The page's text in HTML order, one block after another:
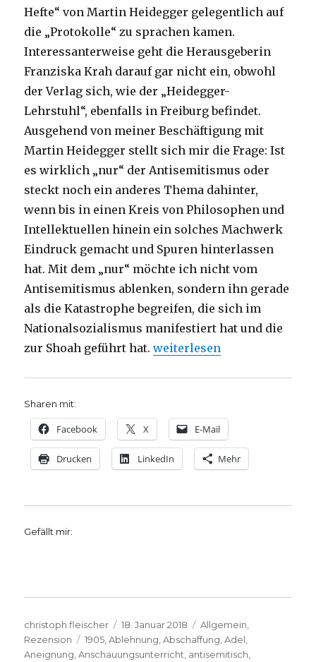
Hefte“ von Martin Heidegger gelegentlich auf
die „Protokolle“ zu sprachen kamen.
Interessanterweise geht die Herausgeberin
Franziska Krah darauf gar nicht ein, obwohl
der Verlag sich, wie der „Heidegger-
Lehrstuhl“, ebenfalls in Freiburg befindet.
Ausgehend von meiner Beschäftigung mit
Martin Heidegger stellt sich mir die Frage: Ist
es wirklich „nur“ der Antisemitismus oder
steckt noch ein anderes Thema dahinter,
wenn bis in einen Kreis von Philosophen und
Intellektuellen hinein ein solches Machwerk
Eindruck gemacht und Spuren hinterlassen
hat. Mit dem „nur“ möchte ich nicht vom
Antisemitismus ablenken, sondern ihn gerade
als die Katastrophe begreifen, die sich im
Nationalsozialismus manifestiert hat und die
zur Shoah geführt hat.„Grundlagen des
weiterlesen
Sharen mit:
Facebook X E-Mail
Drucken LinkedIn Mehr
Gefällt mir:
Autor
christoph.fleischer
Veröffentlicht
am
18. Januar 2018 Kategorien
Allgemein
Rezension
Schlagwörter
1905 ,Ablehnung ,Abschaffung ,Adel
Aneignung ,Anschauungsunterricht antisemitisch